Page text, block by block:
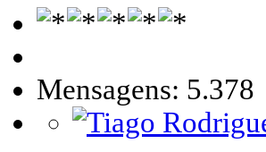
Mensagens: 5.378